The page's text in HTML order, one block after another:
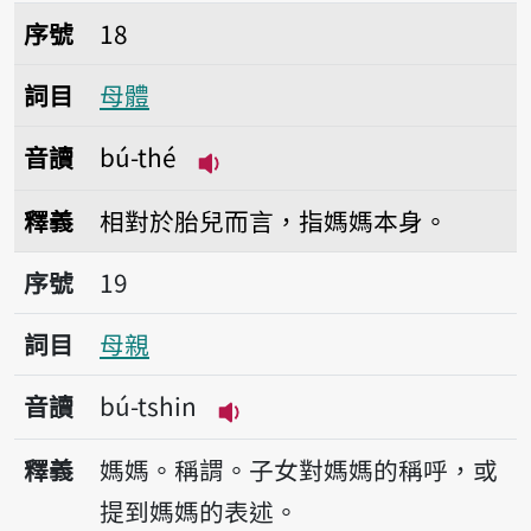
序號18母體
序號
18
詞目
母體
音讀
bú-thé
釋義
相對於胎兒而言，指媽媽本身。
序號19母親
序號
19
詞目
母親
音讀
bú-tshin
播放音讀bú-tshin
釋義
媽媽。稱謂。子女對媽媽的稱呼，或
提到媽媽的表述。